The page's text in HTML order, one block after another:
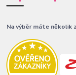
Na výběr máte několik